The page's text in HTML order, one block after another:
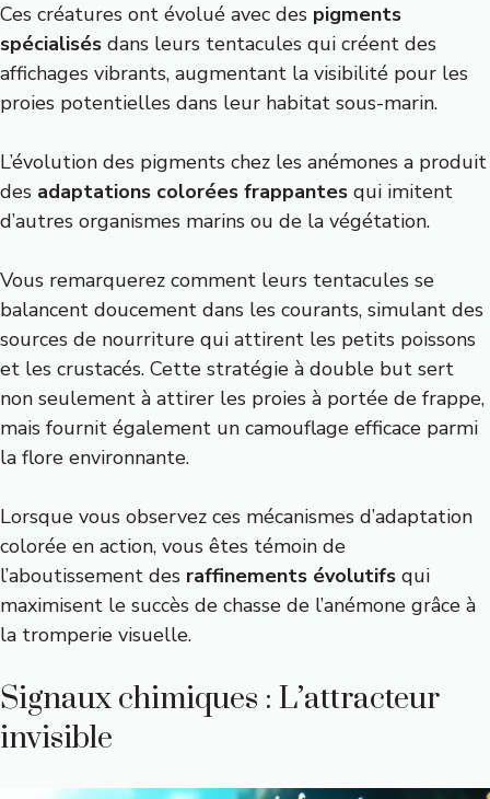
Ces créatures ont évolué avec des pigments
spécialisés dans leurs tentacules qui créent des
affichages vibrants, augmentant la visibilité pour les
proies potentielles dans leur habitat sous-marin.
L’évolution des pigments chez les anémones a produit
des adaptations colorées frappantes qui imitent
d’autres organismes marins ou de la végétation.
Vous remarquerez comment leurs tentacules se
balancent doucement dans les courants, simulant des
sources de nourriture qui attirent les petits poissons
et les crustacés. Cette stratégie à double but sert
non seulement à attirer les proies à portée de frappe,
mais fournit également un camouflage efficace parmi
la flore environnante.
Lorsque vous observez ces mécanismes d’adaptation
colorée en action, vous êtes témoin de
l’aboutissement des raffinements évolutifs qui
maximisent le succès de chasse de l’anémone grâce à
la tromperie visuelle.
Signaux chimiques : L’attracteur
invisible